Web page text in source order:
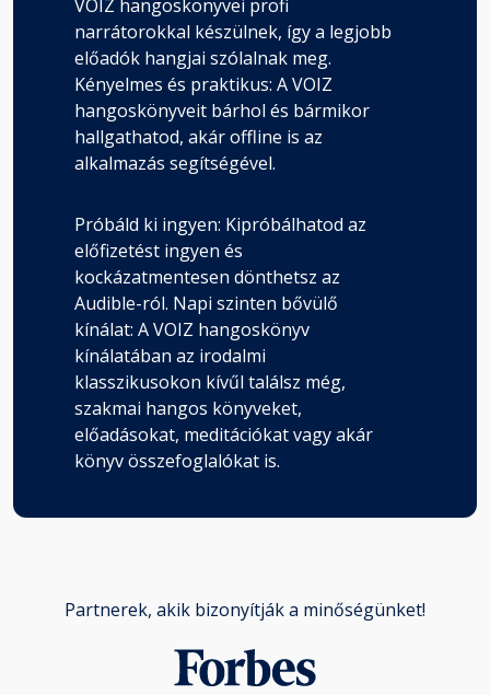
VOIZ hangoskönyvei profi
narrátorokkal készülnek, így a legjobb
előadók hangjai szólalnak meg.
Kényelmes és praktikus: A VOIZ
hangoskönyveit bárhol és bármikor
hallgathatod, akár offline is az
alkalmazás segítségével.
Próbáld ki ingyen: Kipróbálhatod az
előfizetést ingyen és
kockázatmentesen dönthetsz az
Audible-ról. Napi szinten bővülő
kínálat: A VOIZ hangoskönyv
kínálatában az irodalmi
klasszikusokon kívűl találsz még,
szakmai hangos könyveket,
előadásokat, meditációkat vagy akár
könyv összefoglalókat is.
Partnerek, akik bizonyítják a minőségünket!